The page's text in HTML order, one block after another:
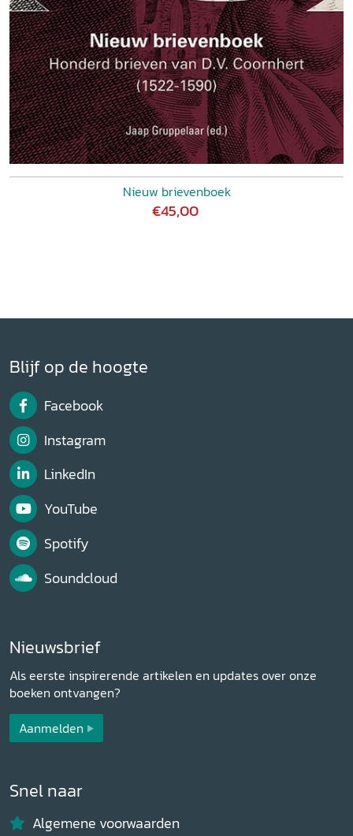
Nieuw brievenboek
€45,00
Blijf op de hoogte
Facebook
Instagram
LinkedIn
YouTube
Spotify
Soundcloud
Nieuwsbrief
Als eerste inspirerende artikelen en updates over onze
boeken ontvangen?
Aanmelden
Snel naar
Algemene voorwaarden